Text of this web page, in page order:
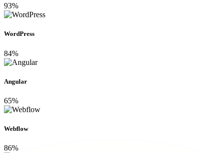
93%
WordPress
84%
Angular
65%
Webflow
86%